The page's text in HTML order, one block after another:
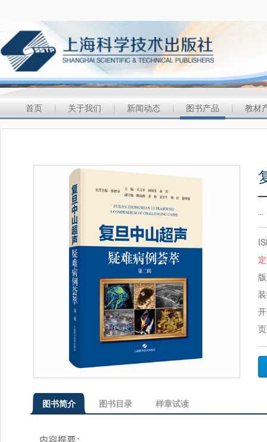
首页 | 关于我们 | 新闻动态 | 图书产品 | 教材
...
图书简介 图书目录 样章试读